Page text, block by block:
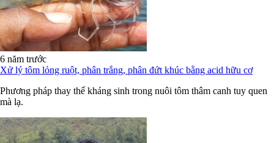
6 năm trước
Xử lý tôm lỏng ruột, phân trắng, phân đứt khúc bằng acid hữu cơ
Phương pháp thay thế kháng sinh trong nuôi tôm thâm canh tuy quen
mà lạ.